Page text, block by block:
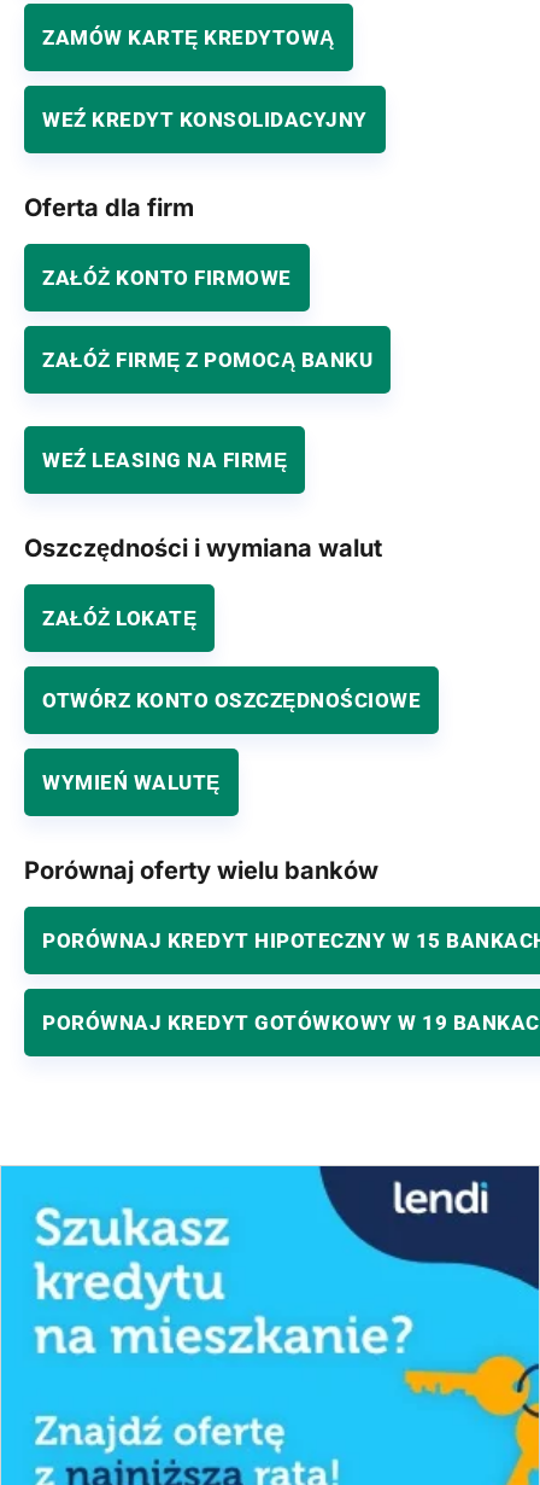
ZAMÓW KARTĘ KREDYTOWĄ
WEŹ KREDYT KONSOLIDACYJNY
Oferta dla firm
ZAŁÓŻ KONTO FIRMOWE
ZAŁÓŻ FIRMĘ Z POMOCĄ BANKU
WEŹ LEASING NA FIRMĘ
Oszczędności i wymiana walut
ZAŁÓŻ LOKATĘ
OTWÓRZ KONTO OSZCZĘDNOŚCIOWE
WYMIEŃ WALUTĘ
Porównaj oferty wielu banków
PORÓWNAJ KREDYT HIPOTECZNY W 15
PORÓWNAJ KREDYT GOTÓWKOWY W 19